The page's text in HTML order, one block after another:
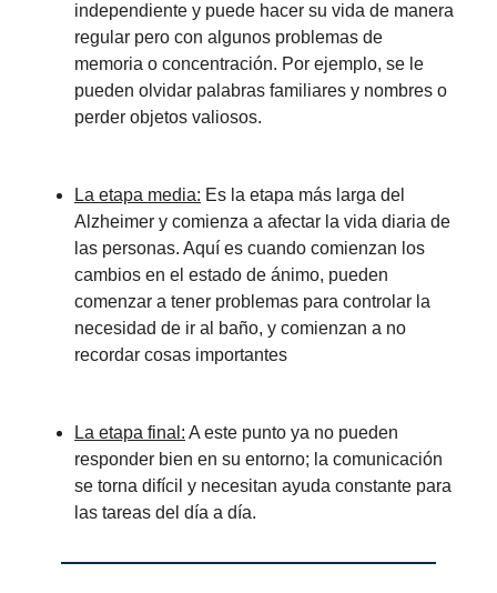
independiente y puede hacer su vida de manera
regular pero con algunos problemas de
memoria o concentración. Por ejemplo, se le
pueden olvidar palabras familiares y nombres o
perder objetos valiosos.
La etapa media: Es la etapa más larga del
Alzheimer y comienza a afectar la vida diaria de
las personas. Aquí es cuando comienzan los
cambios en el estado de ánimo, pueden
comenzar a tener problemas para controlar la
necesidad de ir al baño, y comienzan a no
recordar cosas importantes
La etapa final: A este punto ya no pueden
responder bien en su entorno; la comunicación
se torna difícil y necesitan ayuda constante para
las tareas del día a día.